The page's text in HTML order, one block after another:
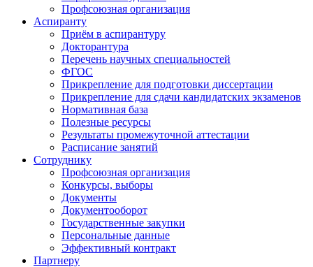
Профсоюзная организация
Аспиранту
Приём в аспирантуру
Докторантура
Перечень научных специальностей
ФГОС
Прикрепление для подготовки диссертации
Прикрепление для сдачи кандидатских экзаменов
Нормативная база
Полезные ресурсы
Результаты промежуточной аттестации
Расписание занятий
Сотруднику
Профсоюзная организация
Конкурсы, выборы
Документы
Документооборот
Государственные закупки
Персональные данные
Эффективный контракт
Партнеру